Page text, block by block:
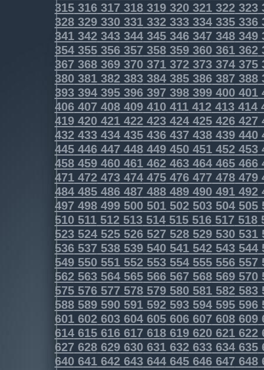
315316317318319320321322323
328329330331332333334335336
341342343344345346347348349
354355356357358359360361362
367368369370371372373374375
380381382383384385386387388
393394395396397398399400401
406407408409410411412413414
419420421422423424425426427
432433434435436437438439440
445446447448449450451452453
458459460461462463464465466
471472473474475476477478479
484485486487488489490491492
497498499500501502503504505
510511512513514515516517518
523524525526527528529530531
536537538539540541542543544
549550551552553554555556557
562563564565566567568569570
575576577578579580581582583
588589590591592593594595596
601602603604605606607608609
614615616617618619620621622
627628629630631632633634635
640641642643644645646647648